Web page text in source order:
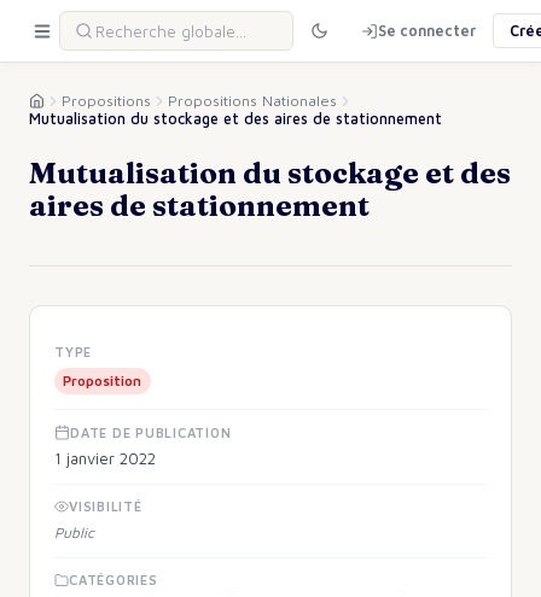
Se connecter
Propositions
Propositions Nationales
Mutualisation du stockage et des aires de stationnement
Mutualisation du stockage et des
aires de stationnement
TYPE
Proposition
DATE DE PUBLICATION
1 janvier 2022
VISIBILITÉ
Public
CATÉGORIES